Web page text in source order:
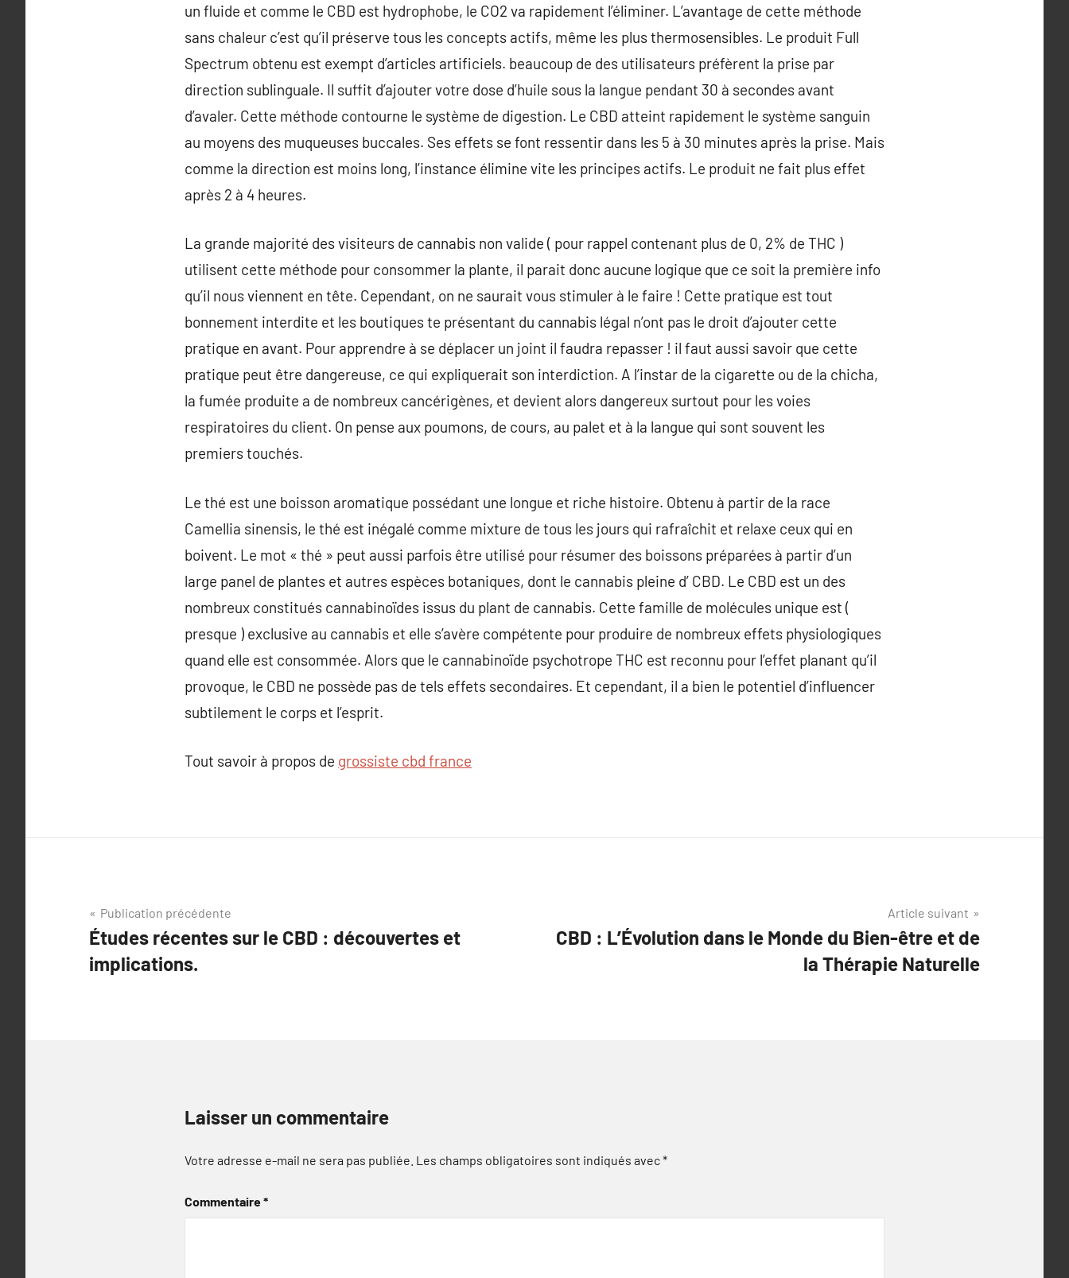
un fluide et comme le CBD est hydrophobe, le CO2 va rapidement l’éliminer. L’avantage de cette méthode
sans chaleur c’est qu’il préserve tous les concepts actifs, même les plus thermosensibles. Le produit Full
Spectrum obtenu est exempt d’articles artificiels. beaucoup de des utilisateurs préfèrent la prise par
direction sublinguale. Il suffit d’ajouter votre dose d’huile sous la langue pendant 30 à secondes avant
d’avaler. Cette méthode contourne le système de digestion. Le CBD atteint rapidement le système sanguin
au moyens des muqueuses buccales. Ses effets se font ressentir dans les 5 à 30 minutes après la prise. Mais
comme la direction est moins long, l’instance élimine vite les principes actifs. Le produit ne fait plus effet
après 2 à 4 heures.
La grande majorité des visiteurs de cannabis non valide ( pour rappel contenant plus de 0, 2% de THC )
utilisent cette méthode pour consommer la plante, il parait donc aucune logique que ce soit la première info
qu’il nous viennent en tête. Cependant, on ne saurait vous stimuler à le faire ! Cette pratique est tout
bonnement interdite et les boutiques te présentant du cannabis légal n’ont pas le droit d’ajouter cette
pratique en avant. Pour apprendre à se déplacer un joint il faudra repasser ! il faut aussi savoir que cette
pratique peut être dangereuse, ce qui expliquerait son interdiction. A l’instar de la cigarette ou de la chicha,
la fumée produite a de nombreux cancérigènes, et devient alors dangereux surtout pour les voies
respiratoires du client. On pense aux poumons, de cours, au palet et à la langue qui sont souvent les
premiers touchés.
Le thé est une boisson aromatique possédant une longue et riche histoire. Obtenu à partir de la race
Camellia sinensis, le thé est inégalé comme mixture de tous les jours qui rafraîchit et relaxe ceux qui en
boivent. Le mot « thé » peut aussi parfois être utilisé pour résumer des boissons préparées à partir d’un
large panel de plantes et autres espèces botaniques, dont le cannabis pleine d’ CBD. Le CBD est un des
nombreux constitués cannabinoïdes issus du plant de cannabis. Cette famille de molécules unique est (
presque ) exclusive au cannabis et elle s’avère compétente pour produire de nombreux effets physiologiques
quand elle est consommée. Alors que le cannabinoïde psychotrope THC est reconnu pour l’effet planant qu’il
provoque, le CBD ne possède pas de tels effets secondaires. Et cependant, il a bien le potentiel d’influencer
subtilement le corps et l’esprit.
Tout savoir à propos de grossiste cbd france
Navigation
de
l’article
Publication précédente
Études récentes sur le CBD : découvertes et
implications.
Article suivant
CBD : L’Évolution dans le Monde du Bien-être et de
la Thérapie Naturelle
Laisser un commentaire
Votre adresse e-mail ne sera pas publiée. Les champs obligatoires sont indiqués avec*
Commentaire*